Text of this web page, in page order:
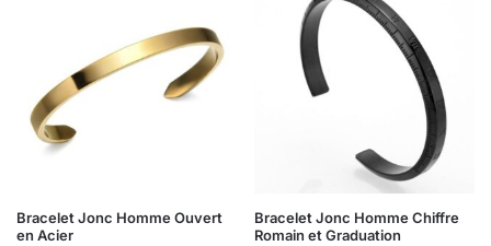
Bracelet Jonc Homme Ouvert
en Acier
Bracelet Jonc Homme Chiffre
Romain et Graduation